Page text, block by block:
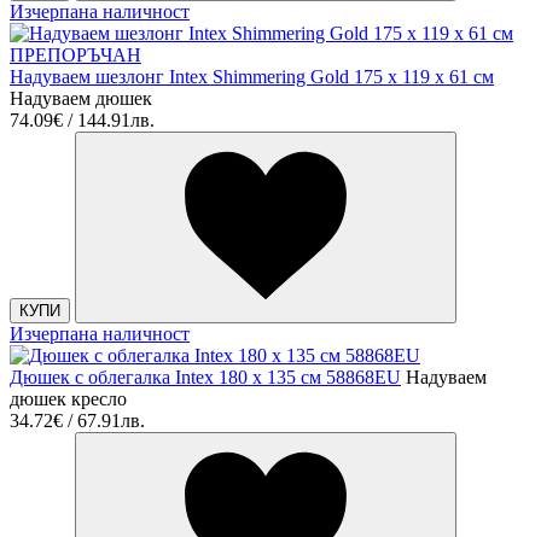
Изчерпана наличност
ПРЕПОРЪЧАН
Надуваем шезлонг Intex Shimmering Gold 175 x 119 x 61 см
Надуваем дюшек
74.09€ / 144.91лв.
КУПИ
Изчерпана наличност
Дюшек с облегалка Intex 180 х 135 см 58868EU Надуваем
дюшек кресло
34.72€ / 67.91лв.